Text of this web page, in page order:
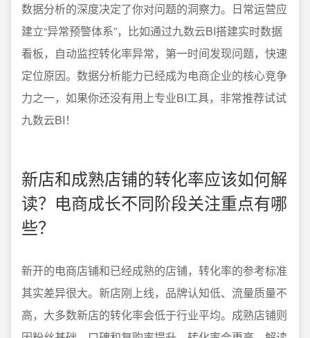
数据分析的深度决定了你对问题的洞察力。日常运营应
建立“异常预警体系”，比如通过九数云BI搭建实时数据
看板，自动监控转化率异常，第一时间发现问题，快速
定位原因。数据分析能力已经成为电商企业的核心竞争
力之一，如果你还没有用上专业BI工具，非常推荐试试
九数云BI！
新店和成熟店铺的转化率应该如何解
读？电商成长不同阶段关注重点有哪
些？
新开的电商店铺和已经成熟的店铺，转化率的参考标准
其实差异很大。新店刚上线，品牌认知低、流量质量不
高，大多数新店的转化率会低于行业平均。成熟店铺则